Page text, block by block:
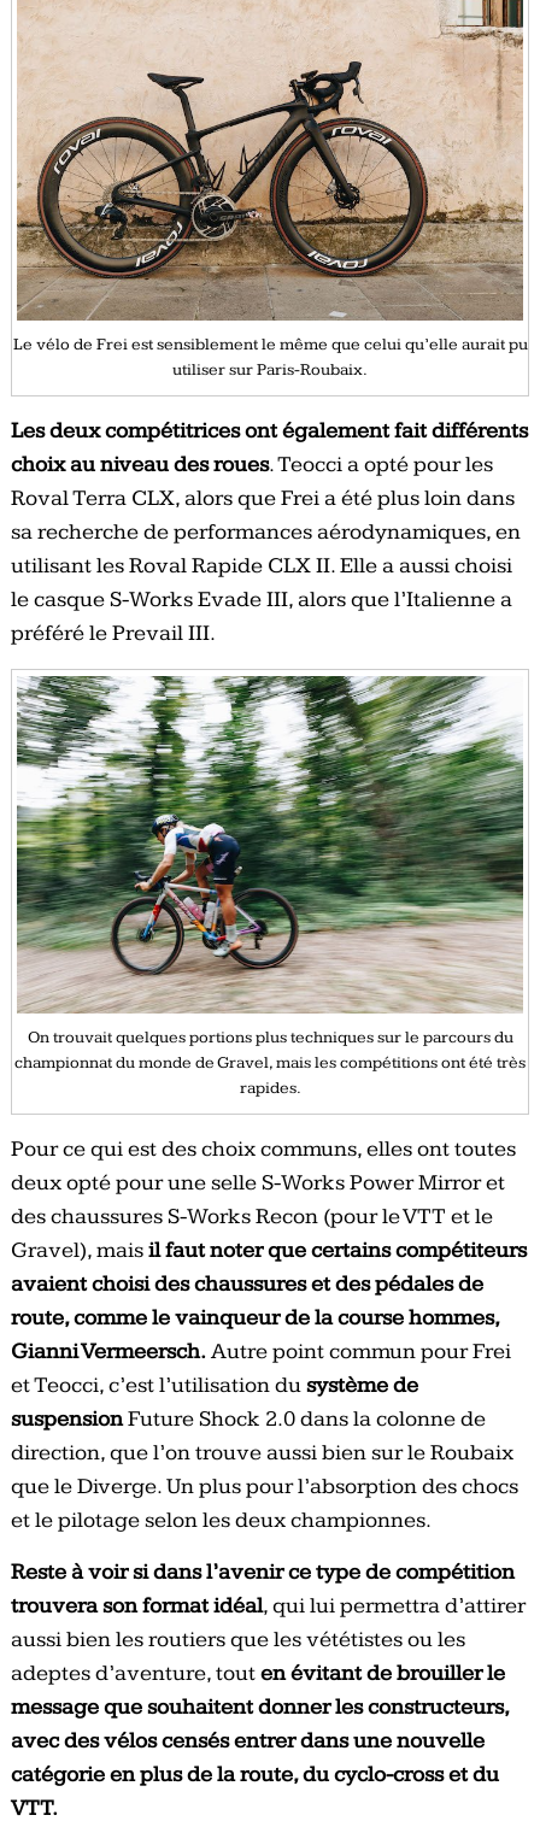
Le vélo de Frei est sensiblement le même que celui qu’elle aurait pu
utiliser sur Paris-Roubaix.
Les deux compétitrices ont également fait différents
choix au niveau des roues. Teocci a opté pour les
Roval Terra CLX, alors que Frei a été plus loin dans
sa recherche de performances aérodynamiques, en
utilisant les Roval Rapide CLX II. Elle a aussi choisi
le casque S-Works Evade III, alors que l’Italienne a
préféré le Prevail III.
On trouvait quelques portions plus techniques sur le parcours du
championnat du monde de Gravel, mais les compétitions ont été très
rapides.
Pour ce qui est des choix communs, elles ont toutes
deux opté pour une selle S-Works Power Mirror et
des chaussures S-Works Recon (pour le VTT et le
Gravel), maisil faut noter que certains compétiteurs
avaient choisi des chaussures et des pédales de
route, comme le vainqueur de la course hommes,
Gianni Vermeersch.Autre point commun pour Frei
et Teocci, c’est l’utilisation dusystème de
suspensionFuture Shock 2.0 dans la colonne de
direction, que l’on trouve aussi bien sur le Roubaix
que le Diverge. Un plus pour l’absorption des chocs
et le pilotage selon les deux championnes.
Reste à voir si dans l’avenir ce type de compétition
trouvera son format idéal, qui lui permettra d’attirer
aussi bien les routiers que les vététistes ou les
adeptes d’aventure, touten évitant de brouiller le
message que souhaitent donner les constructeurs,
avec des vélos censés entrer dans une nouvelle
catégorie en plus de la route, du cyclo-cross et du
VTT.